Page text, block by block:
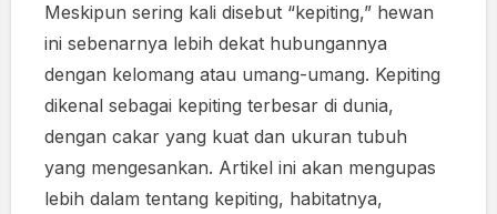
Meskipun sering kali disebut “kepiting,” hewan
ini sebenarnya lebih dekat hubungannya
dengan kelomang atau umang-umang. Kepiting
dikenal sebagai kepiting terbesar di dunia,
dengan cakar yang kuat dan ukuran tubuh
yang mengesankan. Artikel ini akan mengupas
lebih dalam tentang kepiting, habitatnya,